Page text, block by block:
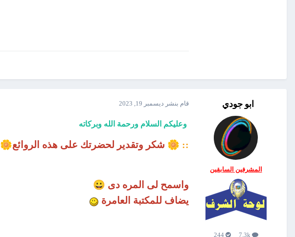
ابو جودي
المشرفين السابقين
7.3k
244
قام بنشر ديسمبر 19, 2023
وعليكم السلام ورحمة الله وبركاته
::
🌼 شكر وتقدير لحضرتك على هذه الروائع🌼
واسمح لى المره دى 😀
يضاف للمكتبة العامرة